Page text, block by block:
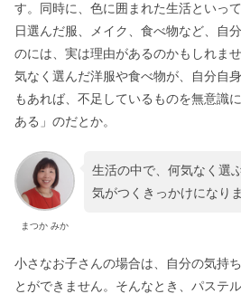
す。同時に、色に囲まれた生活といっ
日選んだ服、メイク、食べ物など、自
のには、実は理由があるのかもしれま
気なく選んだ洋服や食べ物が、自分自
もあれば、不足しているものを無意識
ある」のだとか。
まつか みか
生活の中で、何気なく選
気がつくきっかけになりま
小さなお子さんの場合は、自分の気持
とができません。そんなとき、パステ